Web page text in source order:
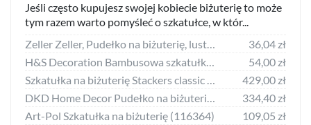
Jeśli często kupujesz swojej kobiecie biżuterię to może
tym razem warto pomyśleć o szkatułce, w któr...
Zeller Zeller, Pudełko na biżuterię, lustro, okrągłe, polyresin, szary
36,04 zł
H&S Decoration Bambusowa szkatułka na biżuterię ORGANIZER 15x12cm
54,00 zł
Szkatułka na biżuterię Stackers classic jasnobeżowa z 2 szufladami
429,00 zł
DKD Home Decor Pudełko na biżuterię DKD Home Decor Drewno Plaża (34 x 14 x 24 cm)
334,40 zł
Art-Pol Szkatułka na biżuterię (116364)
109,05 zł